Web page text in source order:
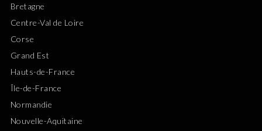
Bretagne
Centre-Val de Loire
Corse
Grand Est
Hauts-de-France
Île-de-France
Normandie
Nouvelle-Aquitaine